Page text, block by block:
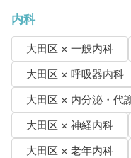
内科
大田区 × 一般内科
大田区 × 呼吸器内科
大田区 × 内分泌・代
大田区 × 神経内科
大田区 × 老年内科